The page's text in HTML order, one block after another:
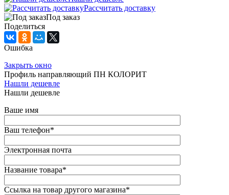
Рассчитать доставку
Под заказ
Поделиться
Ошибка
Закрыть окно
Профиль направляющий ПН КОЛОРИТ
Нашли дешевле
Нашли дешевле
Ваше имя
Ваш телефон*
Электронная почта
Название товара*
Ссылка на товар другого магазина*